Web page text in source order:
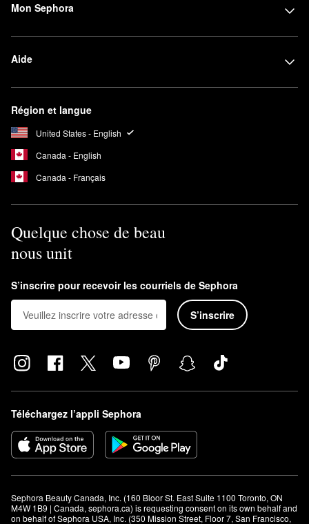
Mon Sephora
Aide
Région et langue
United States - English
Canada - English
Canada - Français
Quelque chose de beau
nous unit
S’inscrire pour recevoir les courriels de Sephora
S’inscrire
Téléchargez l’appli Sephora
Sephora Beauty Canada, Inc. (160 Bloor St. East Suite 1100 Toronto, ON
M4W 1B9 | Canada, sephora.ca) is requesting consent on its own behalf and
on behalf of Sephora USA, Inc. (350 Mission Street, Floor 7, San Francisco,